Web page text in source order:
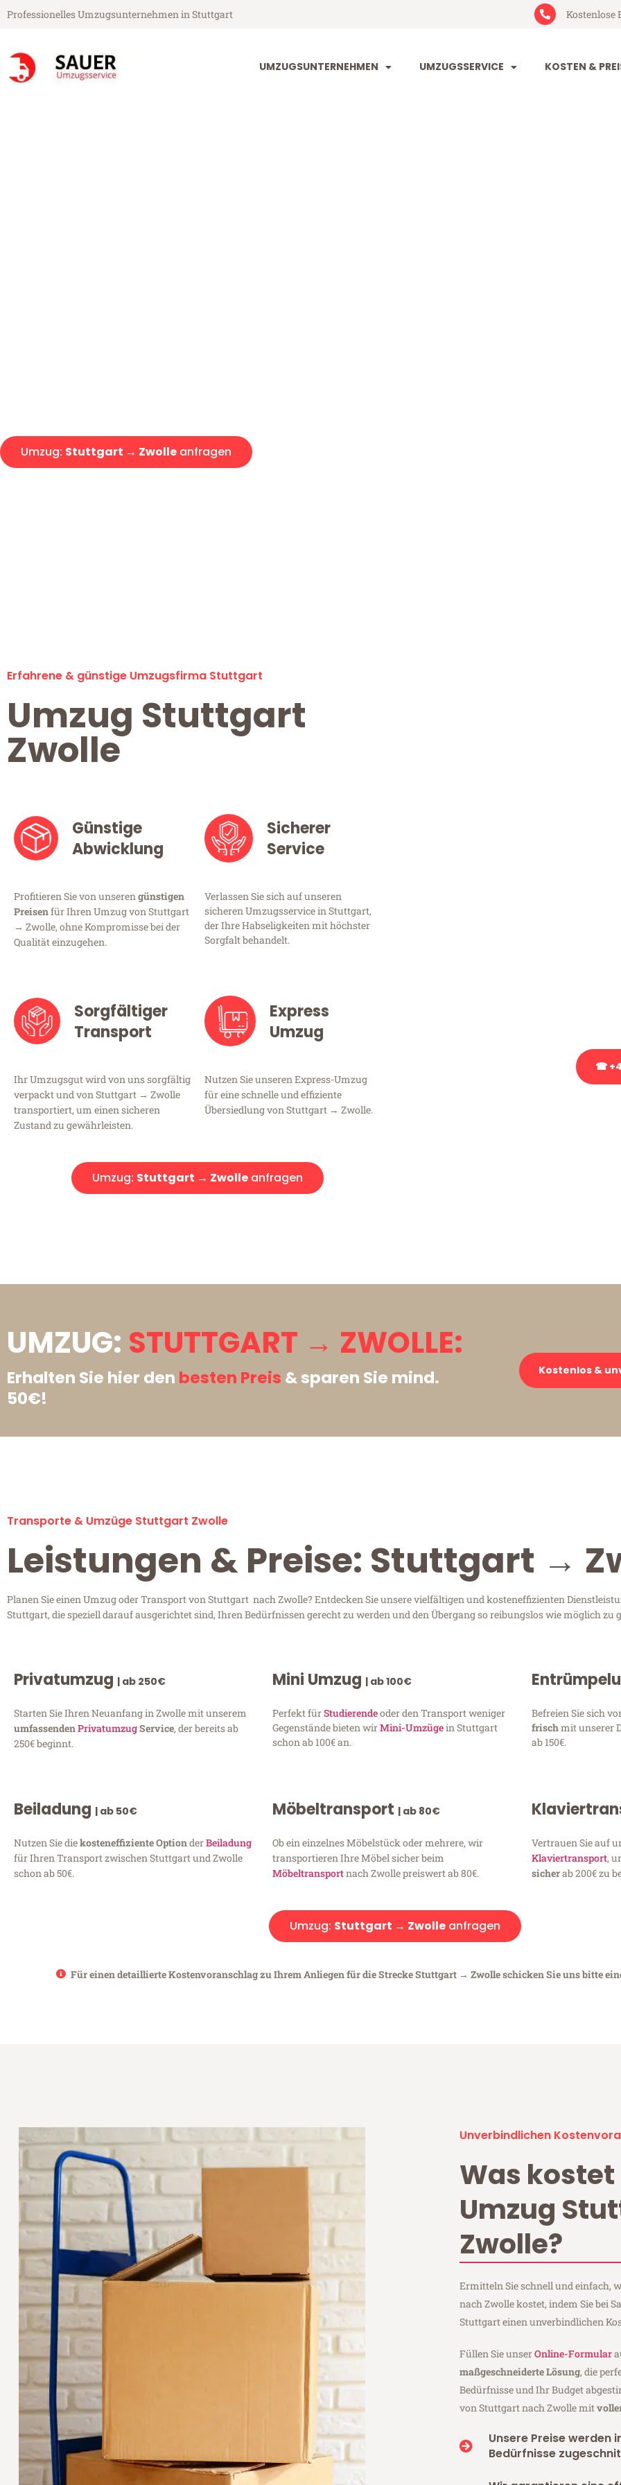
Professionelles Umzugsunternehmen in Stuttgart Kostenlose
UMZUGSUNTERNEHMEN UMZUGSSERVICE KOSTEN &
Umzug: Stuttgart → Zwolle anfragen
Erfahrene & günstige Umzugsfirma Stuttgart
Umzug Stuttgart
Zwolle
Günstige
Abwicklung
Profitieren Sie von unserengünstigen
Preisenfür Ihren Umzug von Stuttgart
→ Zwolle, ohne Kompromisse bei der
Qualität einzugehen.
Sicherer
Service
Verlassen Sie sich auf unseren
sicheren Umzugsservice in Stuttgart,
der Ihre Habseligkeiten mit höchster
Sorgfalt behandelt.
Sorgfältiger
Transport
Ihr Umzugsgut wird von uns sorgfältig
verpackt und von Stuttgart → Zwolle
transportiert, um einen sicheren
Zustand zu gewährleisten.
Express
Umzug
Nutzen Sie unseren Express-Umzug
für eine schnelle und effiziente
Übersiedlung von Stuttgart → Zwolle.
Umzug: Stuttgart → Zwolle anfragen
☎
UMZUG: STUTTGART → ZWOLLE:
Erhalten Sie hier den besten Preis & sparen Sie mind.
50€!
Kostenlos &
Transporte & Umzüge Stuttgart Zwolle
Leistungen & Preise: Stuttgart →
Planen Sie einen Umzug oder Transport von Stuttgart nach Zwolle? Entdecken Sie unsere vielfältigen und kosteneffizienten
Stuttgart, die speziell darauf ausgerichtet sind, Ihren Bedürfnissen gerecht zu werden und den Übergang so reibungslos wie möglich zu
Privatumzug | ab 250€
Starten Sie Ihren Neuanfang in Zwolle mit unserem
umfassendenPrivatumzugService, der bereits ab
250€ beginnt.
Mini Umzug | ab 100€
Perfekt fürStudierendeoder den Transport weniger
Gegenstände bieten wirMini-Umzügein Stuttgart
schon ab 100€ an.
Befreien Sie sich
frischmit unserer
ab 150€.
Beiladung | ab 50€
Nutzen Sie diekosteneffiziente OptionderBeiladung
für Ihren Transport zwischen Stuttgart und Zwolle
schon ab 50€.
Möbeltransport | ab 80€
Ob ein einzelnes Möbelstück oder mehrere, wir
transportieren Ihre Möbel sicher beim
Möbeltransportnach Zwolle preiswert ab 80€.
Vertrauen Sie auf
Klaviertransport,
sicherab 200€ zu
Umzug: Stuttgart → Zwolle anfragen
Für einen detaillierte Kostenvoranschlag zu Ihrem Anliegen für die Strecke Stuttgart → Zwolle schicken Sie uns bitte
Unverbindlichen
Was kostet
Umzug
Zwolle?
Ermitteln Sie schnell und einfach,
nach Zwolle kostet, indem Sie bei
Stuttgart einen unverbindlichen
Füllen Sie unserOnline-Formular
maßgeschneiderte Lösung, die
Bedürfnisse und Ihr Budget
von Stuttgart nach Zwolle mit
Unsere Preise werden
Bedürfnisse